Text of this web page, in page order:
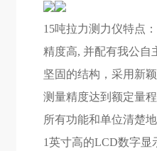
15吨拉力测力仪特点：
精度高, 并配有我公自
坚固的结构，采用新
测量精度达到额定量
所有功能和单位清楚
1英寸高的LCD数字